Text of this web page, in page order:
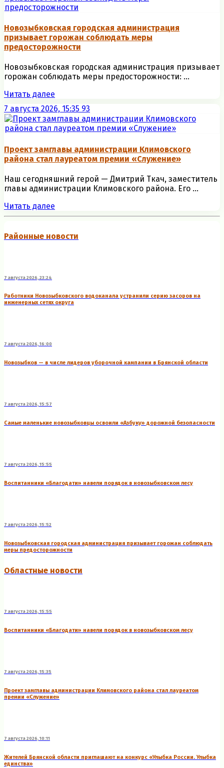
Новозыбковская городская администрация
призывает горожан соблюдать меры
предосторожности
Новозыбковская городская администрация призывает
горожан соблюдать меры предосторожности: ...
Читать далее
7 августа 2026, 15:35 93
Проект замглавы администрации Климовского
района стал лауреатом премии «Служение»
Наш сегодняшний герой — Дмитрий Ткач, заместитель
главы администрации Климовского района. Его ...
Читать далее
Районные новости
7 августа 2026, 23:24
Работники Новозыбковского водоканала устранили серию засоров на
инженерных сетях округа
7 августа 2026, 16:00
Новозыбков — в числе лидеров уборочной кампании в Брянской области
7 августа 2026, 15:57
Самые маленькие новозыбковцы освоили «Азбуку» дорожной безопасности
7 августа 2026, 15:55
Воспитанники «Благодати» навели порядок в новозыбковском лесу
7 августа 2026, 15:52
Новозыбковская городская администрация призывает горожан соблюдать
меры предосторожности
Областные новости
7 августа 2026, 15:55
Воспитанники «Благодати» навели порядок в новозыбковском лесу
7 августа 2026, 15:35
Проект замглавы администрации Климовского района стал лауреатом
премии «Служение»
7 августа 2026, 10:11
Жителей Брянской области приглашают на конкурс «Улыбка России. Улыбка
единства»